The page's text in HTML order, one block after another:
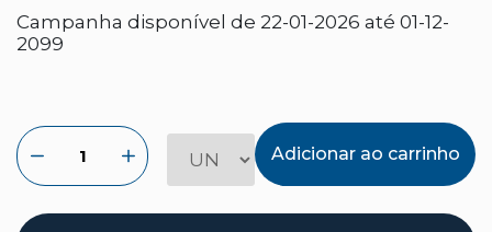
Campanha disponível de 22-01-2026 até 01-12-
2099
Adicionar ao carrinho